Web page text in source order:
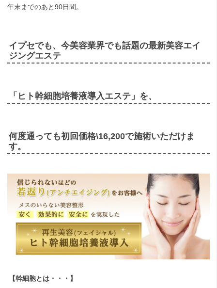
年末までのあと90日間。
イプセでも、今美容業界でも話題の最新美容エイ
ジングエステ
「ヒト幹細胞培養液導入エステ」を、
何度通っても初回価格\16,200で施術いただけま
す。
【幹細胞とは・・・】